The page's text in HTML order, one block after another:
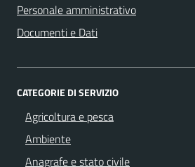
Personale amministrativo
Documenti e Dati
CATEGORIE DI SERVIZIO
Agricoltura e pesca
Ambiente
Anagrafe e stato civile